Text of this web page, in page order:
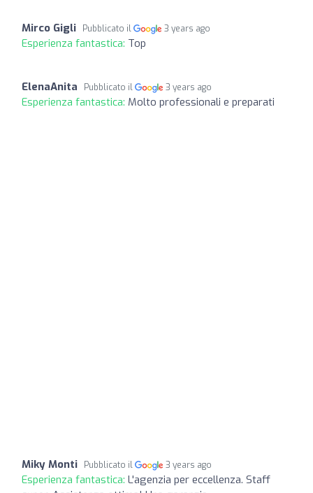
Mirco Gigli Pubblicato il 3 years ago
Esperienza fantastica: Top
ElenaAnita Pubblicato il 3 years ago
Esperienza fantastica: Molto professionali e preparati
Miky Monti Pubblicato il 3 years ago
Esperienza fantastica: L'agenzia per eccellenza. Staff